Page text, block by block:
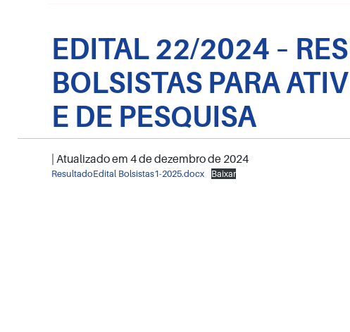
EDITAL 22/2024 –
BOLSISTAS PARA
E DE PESQUISA
| Atualizado em 4 de dezembro de 2024
ResultadoEdital Bolsistas1-2025.docx Baixar